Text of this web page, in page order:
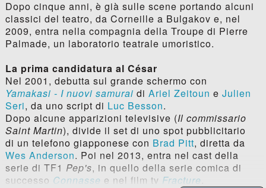
Dopo cinque anni, è già sulle scene portando alcuni
classici del teatro, da Corneille a Bulgakov e, nel
2009, entra nella compagnia della Troupe di Pierre
Palmade, un laboratorio teatrale umoristico.
La prima candidatura al César
Nel 2001, debutta sul grande schermo con
Yamakasi - I nuovi samurai di Ariel Zeitoun e Julien
Seri, da uno script di Luc Besson.
Dopo alcune apparizioni televisive (Il commissario
Saint Martin), divide il set di uno spot pubblicitario
di un telefono giapponese con Brad Pitt, diretta da
Wes Anderson. Poi nel 2013, entra nel cast della
serie di TF1 Pep's, in quello della serie comica di
successo Connasse e nel film tv Fracture